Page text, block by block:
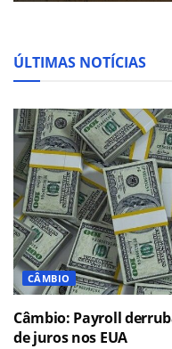
ÚLTIMAS NOTÍCIAS
CÂMBIO
Câmbio: Payroll
de juros nos EUA